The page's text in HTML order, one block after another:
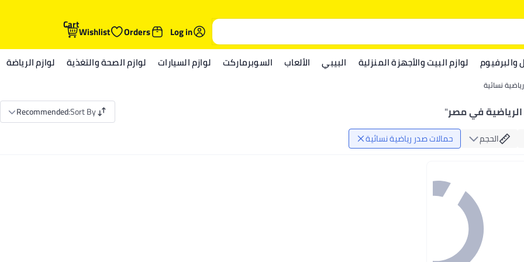
Log in
Orders
Wishlist
Cart
والبرفيوم لوازم البيت والأجهزة المنزلية البيبي الألعاب السوبرماركت لوازم السيارات لوازم الصحة والتغذية لوازم الرياضة
نسائية
الرياضية في مصر"
Sort By
:
Recommended
الحجم حمالات صدر رياضية نسائية